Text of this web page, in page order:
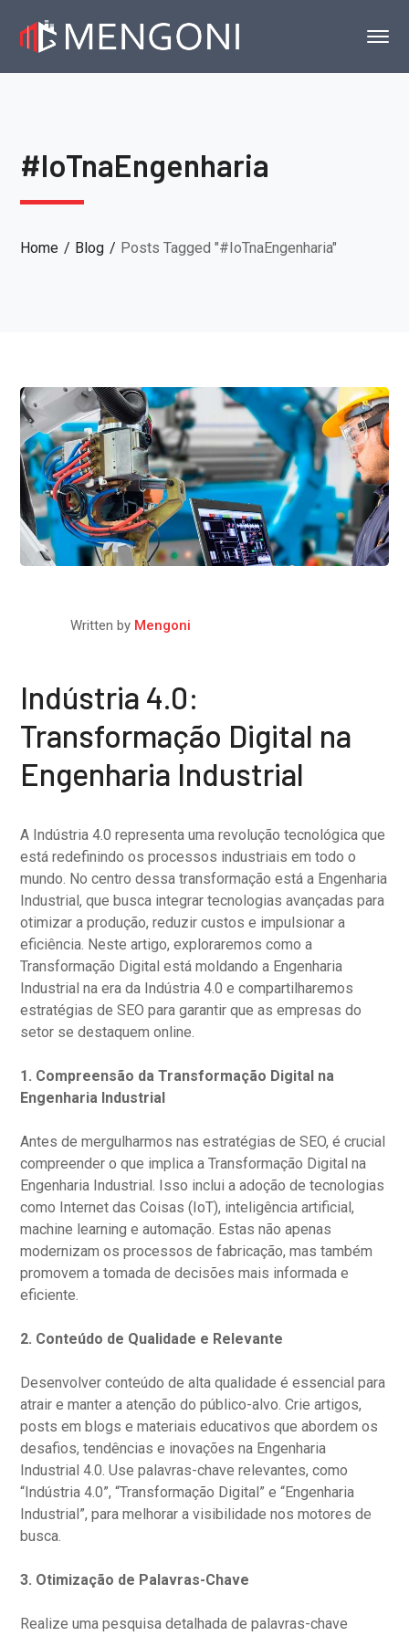
#IoTnaEngenharia
Home Blog Posts Tagged "#IoTnaEngenharia"
Written by Mengoni
Indústria 4.0:
Transformação Digital na
Engenharia Industrial
A Indústria 4.0 representa uma revolução tecnológica que
está redefinindo os processos industriais em todo o
mundo. No centro dessa transformação está a Engenharia
Industrial, que busca integrar tecnologias avançadas para
otimizar a produção, reduzir custos e impulsionar a
eficiência. Neste artigo, exploraremos como a
Transformação Digital está moldando a Engenharia
Industrial na era da Indústria 4.0 e compartilharemos
estratégias de SEO para garantir que as empresas do
setor se destaquem online.
1. Compreensão da Transformação Digital na
Engenharia Industrial
Antes de mergulharmos nas estratégias de SEO, é crucial
compreender o que implica a Transformação Digital na
Engenharia Industrial. Isso inclui a adoção de tecnologias
como Internet das Coisas (IoT), inteligência artificial,
machine learning e automação. Estas não apenas
modernizam os processos de fabricação, mas também
promovem a tomada de decisões mais informada e
eficiente.
2. Conteúdo de Qualidade e Relevante
Desenvolver conteúdo de alta qualidade é essencial para
atrair e manter a atenção do público-alvo. Crie artigos,
posts em blogs e materiais educativos que abordem os
desafios, tendências e inovações na Engenharia
Industrial 4.0. Use palavras-chave relevantes, como
“Indústria 4.0”, “Transformação Digital” e “Engenharia
Industrial”, para melhorar a visibilidade nos motores de
busca.
3. Otimização de Palavras-Chave
Realize uma pesquisa detalhada de palavras-chave